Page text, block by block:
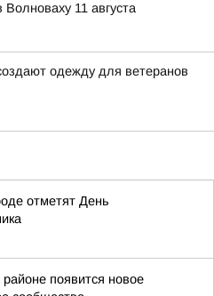
11 августа
одежду для ветеранов
отметят День
появится новое